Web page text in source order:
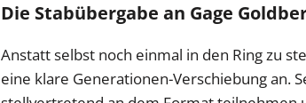
Die Stabübergabe an Gage
Anstatt selbst noch einmal in den Ring zu
eine klare Generationen-Verschiebung an.